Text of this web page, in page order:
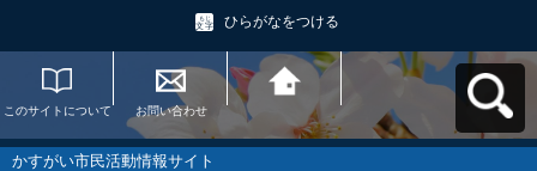
ひらがなをつける
このサイトについて お問い合わせ
かすがい市民活動情
報サイトへ戻る
かすがい市民活動情報サイト